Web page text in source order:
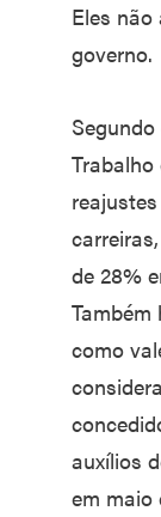
Eles
governo.
Trabalho
de 28%
Também
como
auxílios
em maio